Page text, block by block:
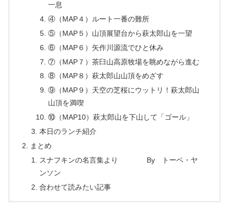
一息
④（MAP４）ルート一番の難所
⑤（MAP５）山頂展望台から萩太郎山を一望
⑥（MAP６）矢作川源流でひと休み
⑦（MAP７）茶臼山高原牧場を眺めながら進む
⑧（MAP８）萩太郎山山頂をめざす
⑨（MAP９）天空の芝桜にウットリ！萩太郎山
山頂を満喫
⑩（MAP10）萩太郎山を下山して「ゴール」
本日のランチ紹介
まとめ
スナフキンの名言集より By トーベ・ヤ
ンソン
合わせて読みたい記事